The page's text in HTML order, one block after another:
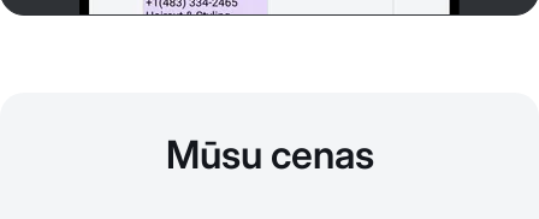
Mūsu cenas